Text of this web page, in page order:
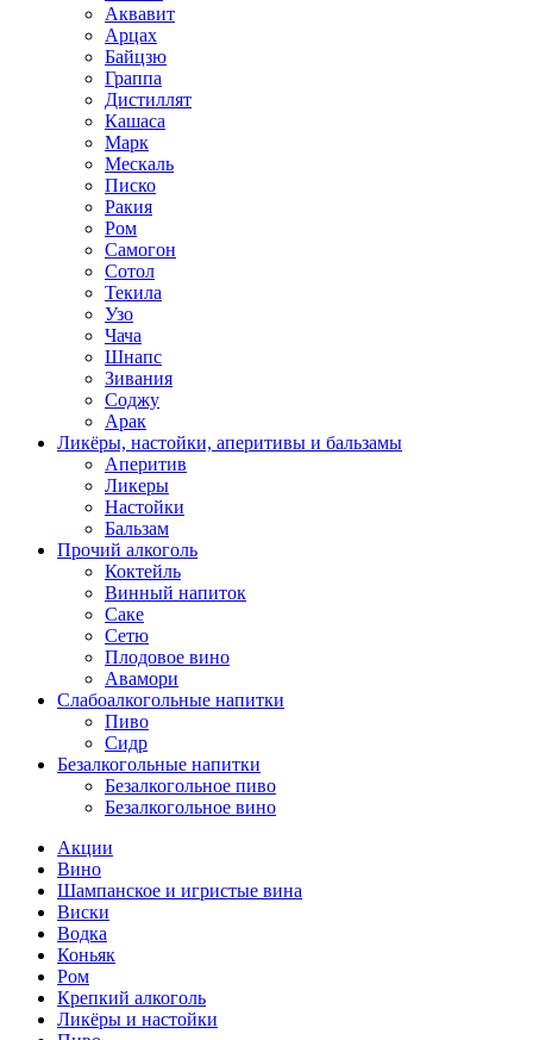
Аквавит
Арцах
Байцзю
Граппа
Дистиллят
Кашаса
Марк
Мескаль
Писко
Ракия
Ром
Самогон
Сотол
Текила
Узо
Чача
Шнапс
Зивания
Соджу
Арак
Ликёры, настойки, аперитивы и бальзамы
Аперитив
Ликеры
Настойки
Бальзам
Прочий алкоголь
Коктейль
Винный напиток
Саке
Сетю
Плодовое вино
Авамори
Слабоалкогольные напитки
Пиво
Сидр
Безалкогольные напитки
Безалкогольное пиво
Безалкогольное вино
Акции
Вино
Шампанское и игристые вина
Виски
Водка
Коньяк
Ром
Крепкий алкоголь
Ликёры и настойки